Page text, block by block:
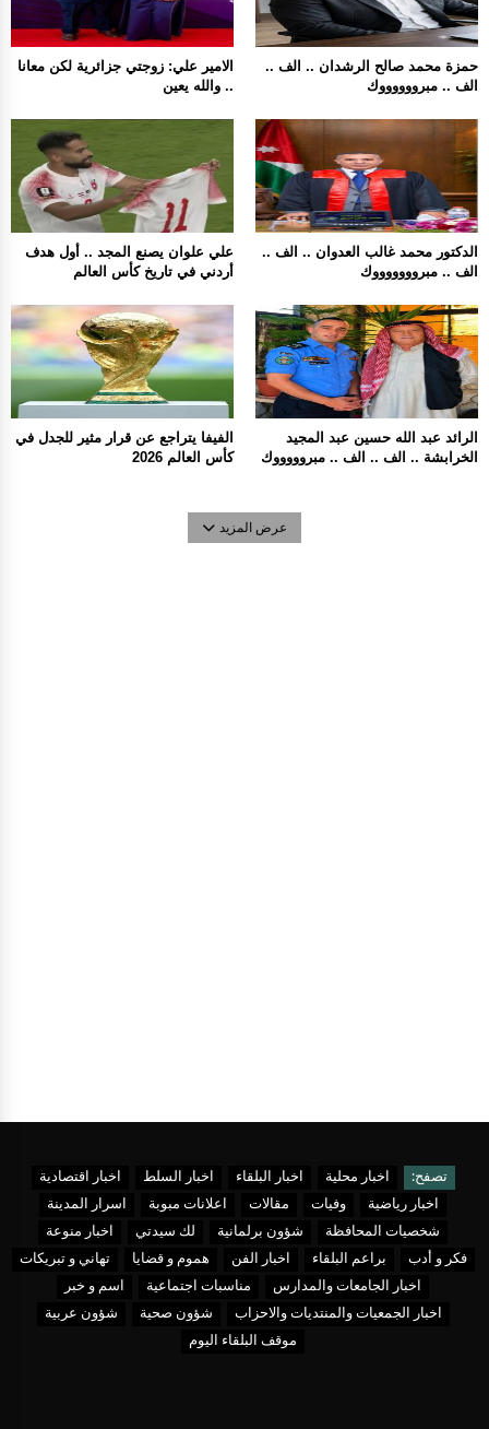
الامير علي: زوجتي جزائرية لكن معانا
.. والله يعين
حمزة محمد صالح الرشدان .. الف ..
الف .. مبرووووووك
علي علوان يصنع المجد .. أول هدف
أردني في تاريخ كأس العالم
الدكتور محمد غالب العدوان .. الف ..
الف .. مبروووووووك
الفيفا يتراجع عن قرار مثير للجدل في
كأس العالم 2026
الرائد عبد الله حسين عبد المجيد
الخرابشة .. الف .. الف .. مبروووووك
عرض المزيد
تصفح: اخبار محلية اخبار البلقاء اخبار السلط
اخبار اقتصادية
اخبار رياضية
وفيات مقالات اعلانات مبوبة
اسرار المدينة
شخصيات المحافظة
شؤون برلمانية لك سيدتي
اخبار منوعة
فكر و أدب
براعم البلقاء اخبار الفن هموم و قضايا
تهاني و تبريكات
اخبار الجامعات والمدارس
مناسبات اجتماعية
اسم و خبر
اخبار الجمعيات والمنتديات والاحزاب
شؤون صحية
شؤون عربية
موقف البلقاء اليوم